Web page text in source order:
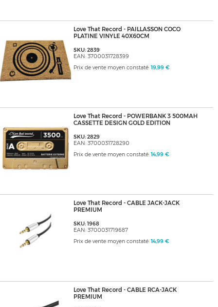
Love That Record - PAILLASSON COCO
PLATINE VINYLE 40X60CM
SKU: 2839
EAN: 3700031728399
Prix de vente moyen constaté: 19,99 €
Love That Record - POWERBANK 3 500MAH
CASSETTE DESIGN GOLD EDITION
SKU: 2829
EAN: 3700031728290
Prix de vente moyen constaté: 14,99 €
Love That Record - CABLE JACK-JACK
PREMIUM
SKU: 1968
EAN: 3700031719687
Prix de vente moyen constaté: 14,99 €
Love That Record - CABLE RCA-JACK
PREMIUM